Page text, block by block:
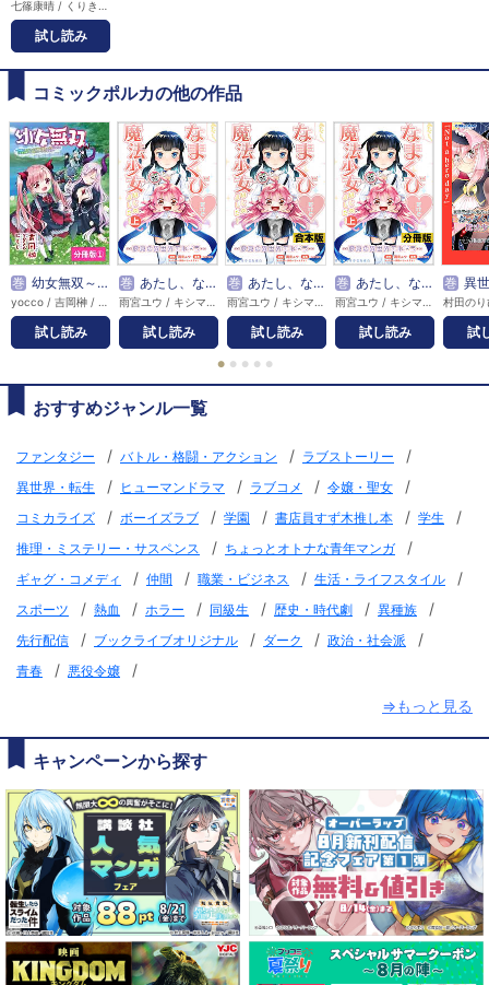
試し読み
コミックポルカの他の作品
巻 幼女無双～仲間に裏切られた召喚師、魔族の幼女になって【英霊召喚】で溺愛スローライフを送る～【分冊版】(ポルカコミックス)
試し読み
巻 あたし、なまくび♥だけど魔法少女はじめました！-夢見の異世界エルドラ-
試し読み
巻 あたし、なまくび♥だけど魔法少女はじめました！-夢見の異世界エルドラ-【合本版】
試し読み
巻 あたし、なまくび♥だけど魔法少女はじめました！-夢見の異世界エルドラ-【分冊版】
試し読み
巻 異世界帰りの勇者に追放され
試
● ● ● ● ●
おすすめジャンル一覧
ファンタジー / バトル・格闘・アクション / ラブストーリー /
異世界・転生 / ヒューマンドラマ / ラブコメ / 令嬢・聖女 /
コミカライズ / ボーイズラブ / 学園 / 書店員すず木推し本 / 学生 /
推理・ミステリー・サスペンス / ちょっとオトナな青年マンガ /
ギャグ・コメディ / 仲間 / 職業・ビジネス / 生活・ライフスタイル /
スポーツ / 熱血 / ホラー / 同級生 / 歴史・時代劇 / 異種族 /
先行配信 / ブックライブオリジナル / ダーク / 政治・社会派 /
青春 / 悪役令嬢
/
⇒もっと見る
キャンペーンから探す